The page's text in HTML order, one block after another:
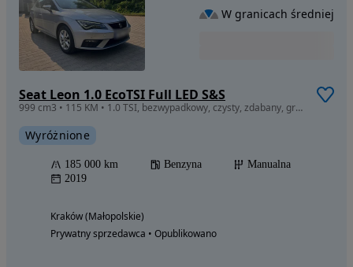
Seat Leon 1.0 EcoTSI Full LED S&S
999 cm3 • 115 KM • 1.0 TSI, bezwypadkowy, czysty, zdabany, grzane fotele
Wyróżnione
185 000 km Benzyna
Manualna
2019
Kraków (Małopolskie)
Prywatny sprzedawca • Opublikowano
W granicach średniej